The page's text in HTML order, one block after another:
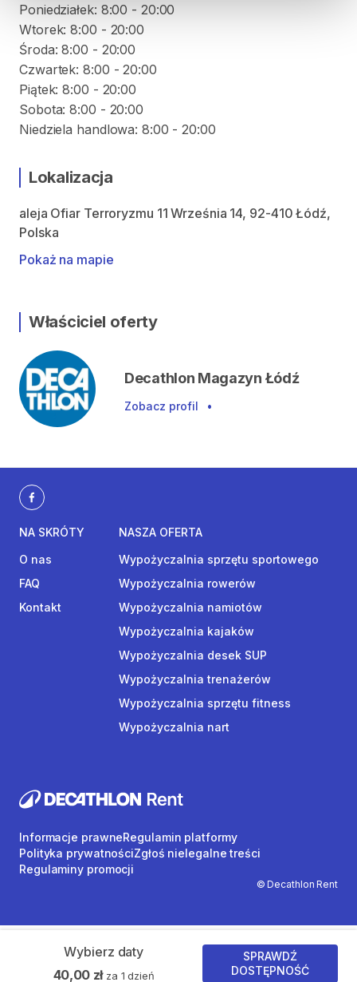
Poniedziałek: 8:00 - 20:00
Wtorek: 8:00 - 20:00
Środa: 8:00 - 20:00
Czwartek: 8:00 - 20:00
Piątek: 8:00 - 20:00
Sobota: 8:00 - 20:00
Niedziela handlowa: 8:00 - 20:00
Lokalizacja
aleja Ofiar Terroryzmu 11 Września 14, 92-410 Łódź,
Polska
Pokaż na mapie
Właściciel oferty
Decathlon Magazyn Łódź
Zobacz profil •
Wybierz daty
40,00 zł za 1 dzień
SPRAWDŹ
DOSTĘPNOŚĆ
NA SKRÓTY
O nas
FAQ
Kontakt
NASZA OFERTA
Wypożyczalnia sprzętu sportowego
Wypożyczalnia rowerów
Wypożyczalnia namiotów
Wypożyczalnia kajaków
Wypożyczalnia desek SUP
Wypożyczalnia trenażerów
Wypożyczalnia sprzętu fitness
Wypożyczalnia nart
© Decathlon Rent
Informacje prawneRegulamin platformy
Polityka prywatnościZgłoś nielegalne treści
Regulaminy promocji